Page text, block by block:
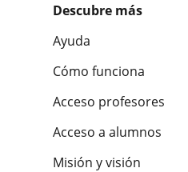
Descubre más
Ayuda
Cómo funciona
Acceso profesores
Acceso a alumnos
Misión y visión